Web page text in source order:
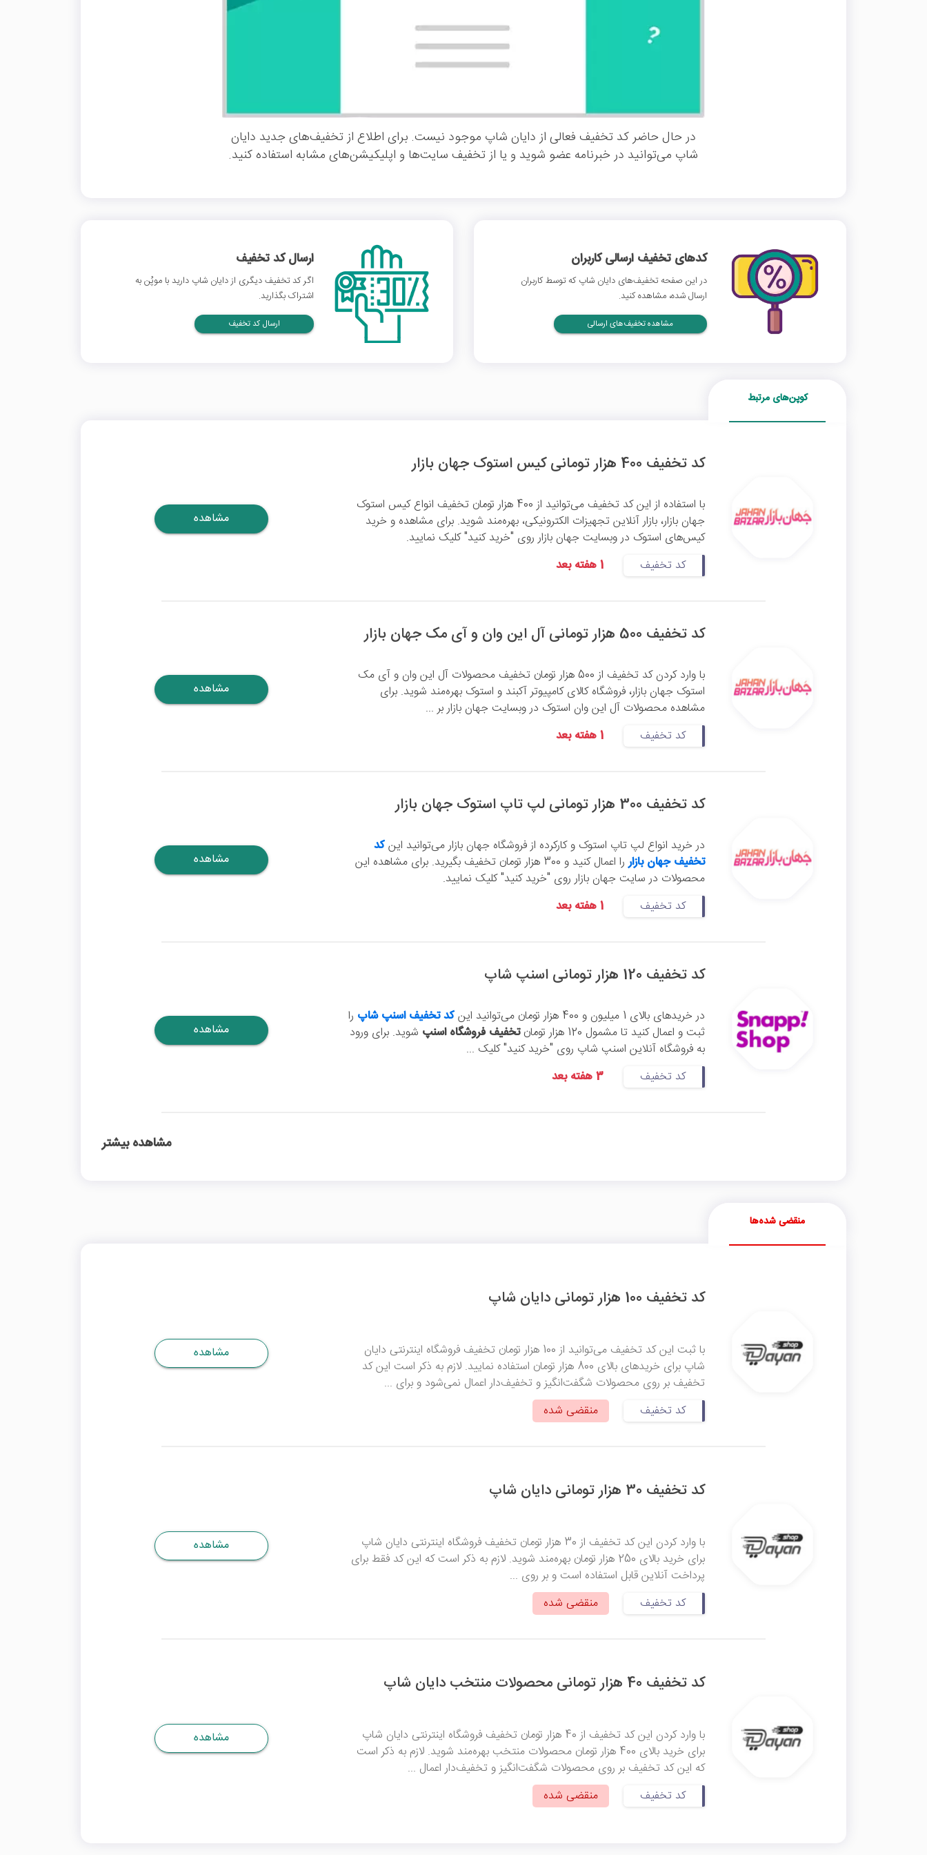
در حال حاضر کد تخفیف فعالی از دایان شاپ موجود نیست. برای اطلاع از تخفیف‌های جدید دایان
شاپ می‌توانید در خبرنامه عضو شوید و یا از تخفیف سایت‌ها و اپلیکیشن‌های مشابه استفاده کنید.
کدهای تخفیف ارسالی کاربران
در این صفحه تخفیف‌های دایان شاپ که توسط کاربران
ارسال شده، مشاهده کنید.
مشاهده تخفیف‌های ارسالی
ارسال کد تخفیف
اگر کد تخفیف دیگری از دایان شاپ دارید با موپُن به
اشتراک بگذارید.
ارسال کد تخفیف
کوپن‌های مرتبط
کد تخفیف 400 هزار تومانی کیس استوک جهان بازار
با استفاده از این کد تخفیف می‌توانید از 400 هزار تومان تخفیف انواع کیس استوک
جهان بازار، بازار آنلاین تجهیزات الکترونیکی، بهره‌مند شوید. برای مشاهده و خرید
کیس‌های استوک در وبسایت جهان بازار روی "خرید کنید" کلیک نمایید.
کد تخفیف
1 هفته بعد
مشاهده
کد تخفیف 500 هزار تومانی آل این وان و آی مک جهان بازار
با وارد کردن کد تخفیف از 500 هزار تومان تخفیف محصولات آل این وان و آی مک
استوک جهان بازار، فروشگاه کالای کامپیوتر آکبند و استوک بهره‌مند شوید. برای
مشاهده محصولات آل این وان استوک در وبسایت جهان بازار بر ...
کد تخفیف
1 هفته بعد
مشاهده
کد تخفیف 300 هزار تومانی لپ تاپ استوک جهان بازار
در خرید انواع لپ تاپ استوک و کارکرده از فروشگاه جهان بازار می‌توانید اینکد
تخفیف جهان بازار
را اعمال کنید و 300 هزار تومان تخفیف بگیرید. برای مشاهده این
محصولات در سایت جهان بازار روی "خرید کنید" کلیک نمایید.
کد تخفیف
1 هفته بعد
مشاهده
کد تخفیف 120 هزار تومانی اسنپ شاپ
در خریدهای بالای 1 میلیون و 400 هزار تومان می‌توانید این کد تخفیف اسنپ شاپ را
ثبت و اعمال کنید تا مشمول 120 هزار تومان
تخفیف فروشگاه اسنپ شوید. برای ورود
به فروشگاه آنلاین اسنپ شاپ روی "خرید کنید" کلیک ...
کد تخفیف
3 هفته بعد
مشاهده
مشاهده بیشتر
منقضی شده‌ها
کد تخفیف 100 هزار تومانی دایان شاپ
با ثبت این کد تخفیف می‌‎توانید از 100 هزار تومان تخفیف فروشگاه اینترنتی دایان
شاپ برای خریدهای بالای 800 هزار تومان استفاده نمایید. لازم به ذکر است این کد
تخفیف بر روی محصولات شگفت‌انگیز و تخفیف‌دار اعمال نمی‌شود و برای ...
کد تخفیف
منقضی شده
مشاهده
کد تخفیف 30 هزار تومانی دایان شاپ
با وارد کردن این کد تخفیف از 30 هزار تومان تخفیف فروشگاه اینترنتی دایان شاپ
برای خرید بالای 250 هزار تومان بهره‌مند شوید. لازم به ذکر است که این کد فقط برای
پرداخت آنلاین قابل استفاده است و بر روی ...
کد تخفیف
منقضی شده
مشاهده
کد تخفیف 40 هزار تومانی محصولات منتخب دایان شاپ
با وارد کردن این کد تخفیف از 40 هزار تومان تخفیف فروشگاه اینترنتی دایان شاپ
برای خرید بالای 400 هزار تومان محصولات منتخب بهره‌مند شوید. لازم به ذکر است
که این کد تخفیف بر روی محصولات شگفت‌انگیز و تخفیف‌دار اعمال ...
کد تخفیف
منقضی شده
مشاهده